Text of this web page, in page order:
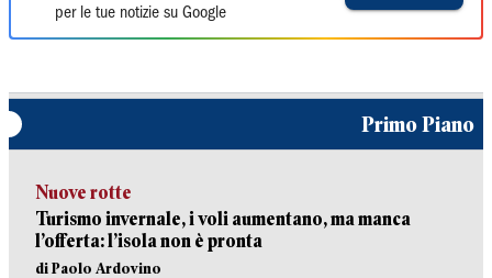
per le tue notizie su Google
Primo Piano
Nuove rotte
Turismo invernale, i voli aumentano, ma manca
l’offerta: l’isola non è pronta
di Paolo Ardovino